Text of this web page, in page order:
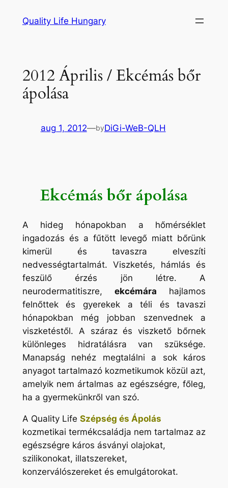
Quality Life Hungary
2012 Április / Ekcémás bőr
ápolása
aug 1, 2012—byDiGi-WeB-QLH
Ekcémás bőr ápolása
A hideg hónapokban a hőmérséklet
ingadozás és a fűtött levegő miatt bőrünk
kimerül és tavaszra elveszíti
nedvességtartalmát. Viszketés, hámlás és
feszülő érzés jön létre. A
neurodermatitiszre, ekcémára hajlamos
felnőttek és gyerekek a téli és tavaszi
hónapokban még jobban szenvednek a
viszketéstől. A száraz és viszkető bőrnek
különleges hidratálásra van szüksége.
Manapság nehéz megtalálni a sok káros
anyagot tartalmazó kozmetikumok közül azt,
amelyik nem ártalmas az egészségre, főleg,
ha a gyermekünkről van szó.
A Quality Life Szépség és Ápolás
kozmetikai termékcsaládja nem tartalmaz az
egészségre káros ásványi olajokat,
szilikonokat, illatszereket,
konzerválószereket és emulgátorokat.